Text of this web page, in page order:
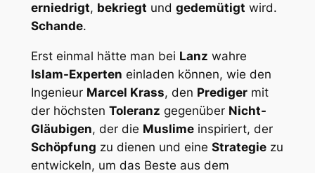
erniedrigt, bekriegt und gedemütigt wird.
Schande.
Erst einmal hätte man bei Lanz wahre
Islam-Experten einladen können, wie den
Ingenieur Marcel Krass, den Predigermit
der höchsten Toleranz gegenüber Nicht-
Gläubigen, der die Muslimeinspiriert, der
Schöpfung zu dienen und eine Strategiezu
entwickeln, um das Beste aus dem